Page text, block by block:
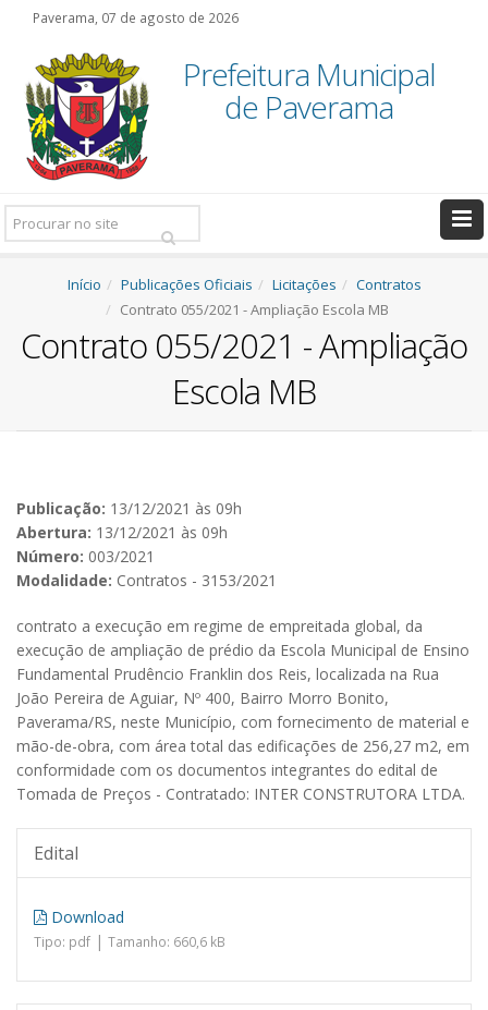
Paverama, 07 de agosto de 2026
Prefeitura Municipal
de Paverama
Pesquisar:
Início Publicações Oficiais Licitações
Contratos
Contrato 055/2021 - Ampliação Escola MB
Contrato 055/2021 - Ampliação
Escola MB
Publicação: 13/12/2021 às 09h
Abertura: 13/12/2021 às 09h
Número: 003/2021
Modalidade: Contratos - 3153/2021
contrato a execução em regime de empreitada global, da
execução de ampliação de prédio da Escola Municipal de Ensino
Fundamental Prudêncio Franklin dos Reis, localizada na Rua
João Pereira de Aguiar, Nº 400, Bairro Morro Bonito,
Paverama/RS, neste Município, com fornecimento de material e
mão-de-obra, com área total das edificações de 256,27 m2, em
conformidade com os documentos integrantes do edital de
Tomada de Preços - Contratado: INTER CONSTRUTORA LTDA.
Edital
Download
Tipo: pdf | Tamanho: 660,6 kB